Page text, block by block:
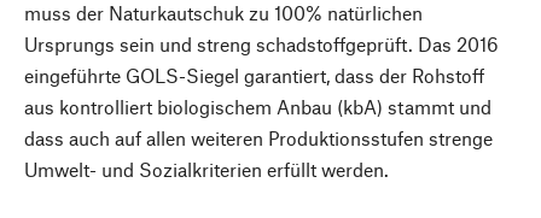
muss der Naturkautschuk zu 100% natürlichen
Ursprungs sein und streng schadstoffgeprüft. Das 2016
eingeführte GOLS-Siegel garantiert, dass der Rohstoff
aus kontrolliert biologischem Anbau (kbA) stammt und
dass auch auf allen weiteren Produktionsstufen strenge
Umwelt- und Sozialkriterien erfüllt werden.